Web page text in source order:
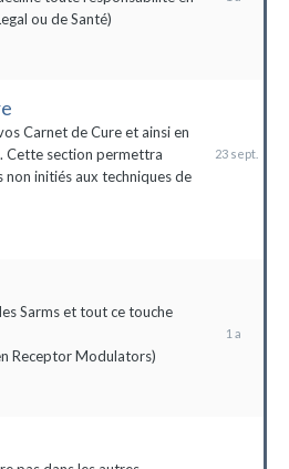
ou de Santé)
Carnet de Cure et ainsi en
Cette section permettra
non initiés aux techniques de
2023
Sarms et tout ce touche
Receptor Modulators)
2022